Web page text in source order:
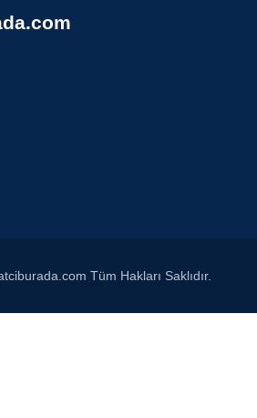
Tüm Hakları Saklıdır.